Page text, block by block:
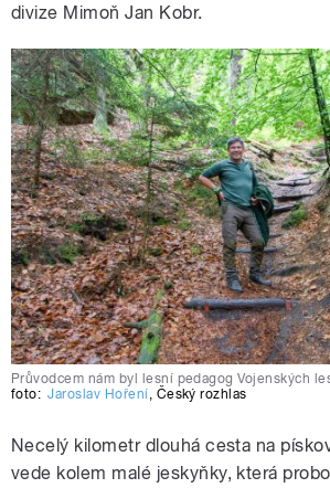
divize Mimoň Jan Kobr.
Průvodcem nám byl lesní pedagog Vojenských
foto: Jaroslav Hoření Český rozhlas
Necelý kilometr dlouhá cesta na
vede kolem malé jeskyňky, která